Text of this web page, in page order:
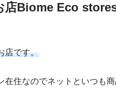
店Biome Eco
店です。
住なのでネットといつも